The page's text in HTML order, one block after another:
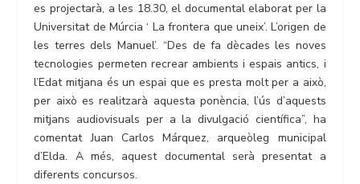
es projectarà, a les 18.30, el documental elaborat per la
Universitat de Múrcia ‘ La frontera que uneix’. L’origen de
les terres dels Manuel’. “Des de fa dècades les noves
tecnologies permeten recrear ambients i espais antics, i
l’Edat mitjana és un espai que es presta molt per a això,
per això es realitzarà aquesta ponència, l’ús d’aquests
mitjans audiovisuals per a la divulgació científica”, ha
comentat Juan Carlos Márquez, arqueòleg municipal
d’Elda. A més, aquest documental serà presentat a
diferents concursos.